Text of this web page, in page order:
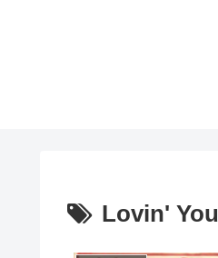
Lovin' You